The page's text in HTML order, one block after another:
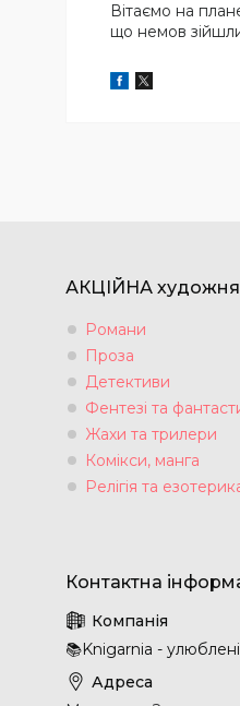
Вітаємо на
що немов
АКЦІЙНА художня
Романи
Проза
Детективи
Фентезі та
Жахи та трилери
Комікси, манга
Релігія та
📚Knigarnia -